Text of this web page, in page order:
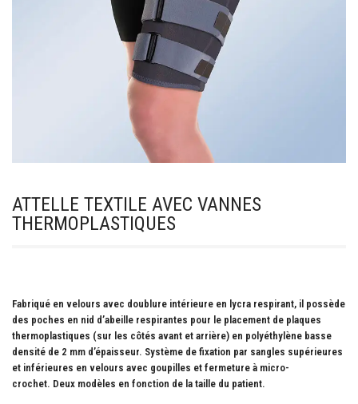
ATTELLE TEXTILE AVEC VANNES
THERMOPLASTIQUES
Fabriqué en velours avec doublure intérieure en lycra respirant, il possède
des poches en nid d’abeille respirantes pour le placement de plaques
thermoplastiques (sur les côtés avant et arrière) en polyéthylène basse
densité de 2 mm d’épaisseur. Système de fixation par sangles supérieures
et inférieures en velours avec goupilles et fermeture à micro-
crochet. Deux modèles en fonction de la taille du patient.